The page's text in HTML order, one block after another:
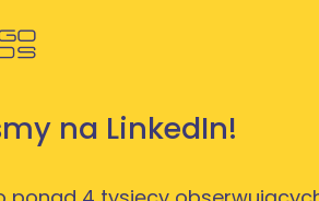
na LinkedIn!